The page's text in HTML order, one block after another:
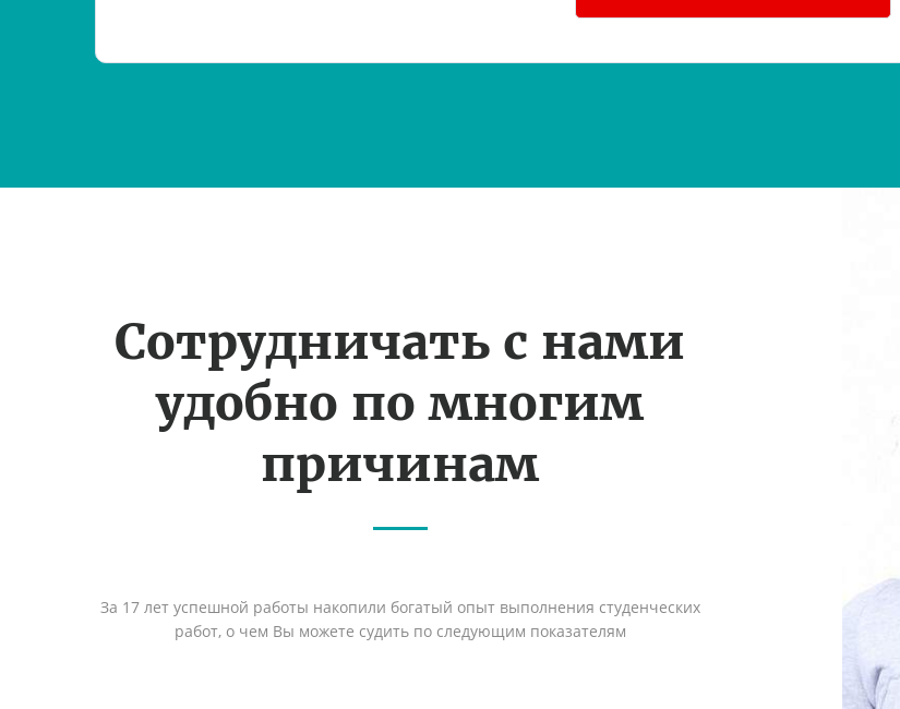
Сотрудничать с нами
удобно по многим
причинам
За 17 лет успешной работы накопили богатый опыт выполнения студенческих
работ, о чем Вы можете судить по следующим показателям